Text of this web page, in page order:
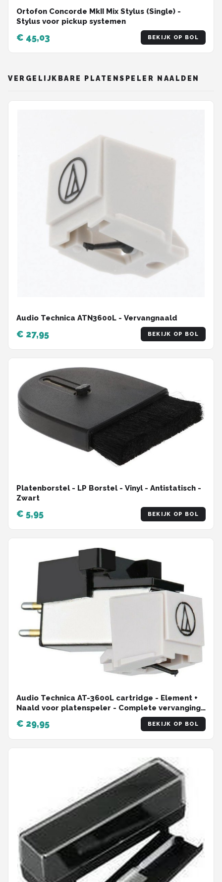
Ortofon Concorde MkII Mix Stylus (Single) -
Stylus voor pickup systemen
€ 45,03 BEKIJK OP BOL
VERGELIJKBARE PLATENSPELER NAALDEN
Audio Technica ATN3600L - Vervangnaald
€ 27,95 BEKIJK OP BOL
Platenborstel - LP Borstel - Vinyl - Antistatisch -
Zwart
€ 5,95 BEKIJK OP BOL
Audio Technica AT-3600L cartridge - Element +
Naald voor platenspeler - Complete vervanging
€ 29,95 BEKIJK OP BOL